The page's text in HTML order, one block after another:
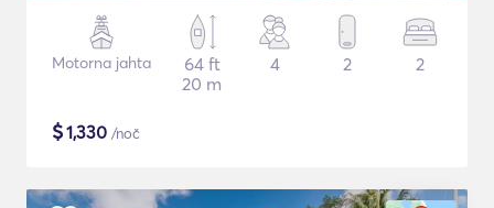
Motorna jahta
64 ft
20 m
4 2 2
$1,330 /noč